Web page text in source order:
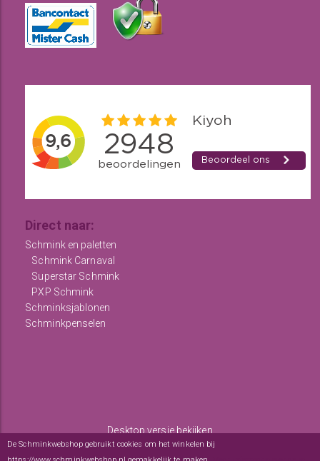
Direct naar:
Schmink en paletten
Schmink Carnaval
Superstar Schmink
PXP Schmink
Schminksjablonen
Schminkpenselen
Desktop versie bekijken
Copyright © 2012 - 2026
De Schminkwebshop
De Schminkwebshop gebruikt cookies om het winkelen bij